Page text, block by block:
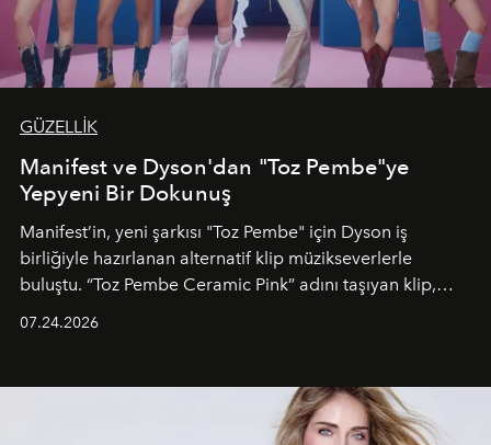
GÜZELLİK
Manifest ve Dyson'dan "Toz Pembe"ye
Yepyeni Bir Dokunuş
Manifest’in, yeni şarkısı "Toz Pembe" için Dyson iş
birliğiyle hazırlanan alternatif klip müzikseverlerle
buluştu. “Toz Pembe Ceramic Pink” adını taşıyan klip,
unsurlarından biri olarak öne çıkıyor.
07.24.2026